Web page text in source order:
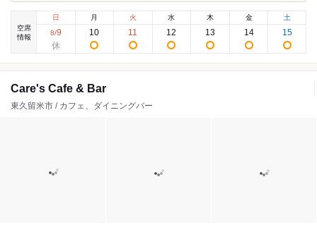
空席
情報
日
8/9
月
10
火
11
水
12
木
13
金
14
土
15
Care's Cafe & Bar
東久留米市 / カフェ、ダイニングバー